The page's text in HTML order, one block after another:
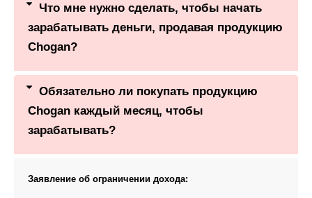
Что мне нужно сделать, чтобы начать
зарабатывать деньги, продавая продукцию
Chogan?
Обязательно ли покупать продукцию
Chogan каждый месяц, чтобы
зарабатывать?
Заявление об ограничении дохода: